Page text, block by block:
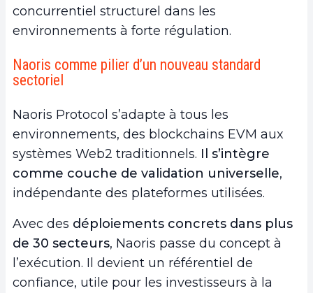
concurrentiel structurel dans les
environnements à forte régulation.
Naoris comme pilier d’un nouveau standard
sectoriel
Naoris Protocol s’adapte à tous les
environnements, des blockchains EVM aux
systèmes Web2 traditionnels. Il s’intègre
comme couche de validation universelle,
indépendante des plateformes utilisées.
Avec des déploiements concrets dans plus
de 30 secteurs, Naoris passe du concept à
l’exécution. Il devient un référentiel de
confiance, utile pour les investisseurs à la